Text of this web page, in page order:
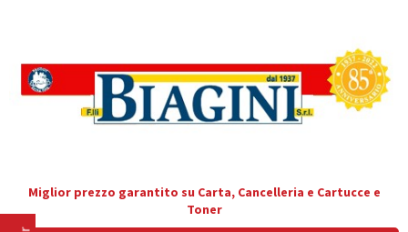
Miglior prezzo garantito su Carta, Cancelleria e Cartucce e
Toner